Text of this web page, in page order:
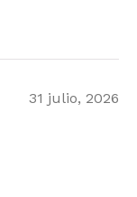
31 julio, 2026